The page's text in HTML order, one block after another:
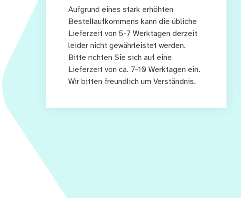
Aufgrund eines stark erhöhten
Bestellaufkommens kann die übliche
Lieferzeit von 5-7 Werktagen derzeit
leider nicht gewährleistet werden.
Bitte richten Sie sich auf eine
Lieferzeit von ca. 7-10 Werktagen ein.
Wir bitten freundlich um Verständnis.